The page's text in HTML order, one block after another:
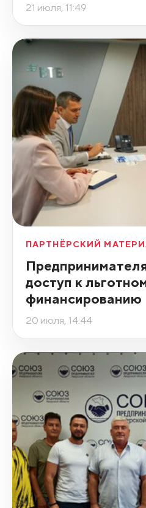
21 июля, 11:49
ПАРТНЁРСКИЙ
доступ к
финансированию
20 июля, 14:44